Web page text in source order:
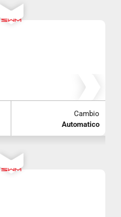
Cambio
Automatico